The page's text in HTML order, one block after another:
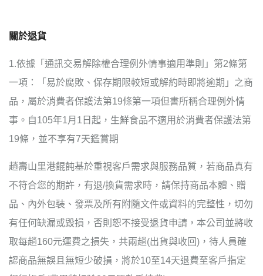
關於退貨
1.依據「通訊交易解除權合理例外情事適用準則」第2條第
一項：「易於腐敗、保存期限較短或解約時即將逾期」之商
品，屬於消費者保護法第19條第一項但書所稱合理例外情
事。自105年1月1日起，生鮮食品不適用於消費者保護法第
19條，並不享有7天鑑賞期
趙壽山里港餛飩基於重視客戶需求與服務品質，若商品真有
不符合您的期許，有退/換貨需求時，請保持商品本體、贈
品、內外包裝、發票及所有附隨文件或資料的完整性，切勿
有任何缺漏或毀損，否則恕不接受退貨申請，本公司並將收
取每趟160元運費之損失，共兩趟(出貨與收回)，待人員確
認商品無誤且無短少破損，將於10至14天退費至客戶指定